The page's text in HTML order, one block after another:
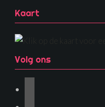
Kaart
Volg ons